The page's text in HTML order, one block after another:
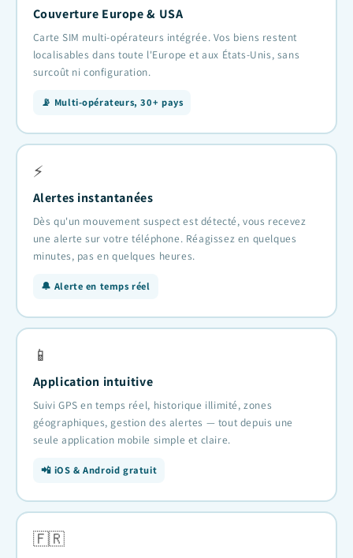
Couverture Europe & USA
Carte SIM multi-opérateurs intégrée. Vos biens restent
localisables dans toute l'Europe et aux États-Unis, sans
surcoût ni configuration.
📡 Multi-opérateurs, 30+ pays
⚡
Alertes instantanées
Dès qu'un mouvement suspect est détecté, vous recevez
une alerte sur votre téléphone. Réagissez en quelques
minutes, pas en quelques heures.
🔔 Alerte en temps réel
📱
Application intuitive
Suivi GPS en temps réel, historique illimité, zones
géographiques, gestion des alertes — tout depuis une
seule application mobile simple et claire.
📲 iOS & Android gratuit
🇫🇷